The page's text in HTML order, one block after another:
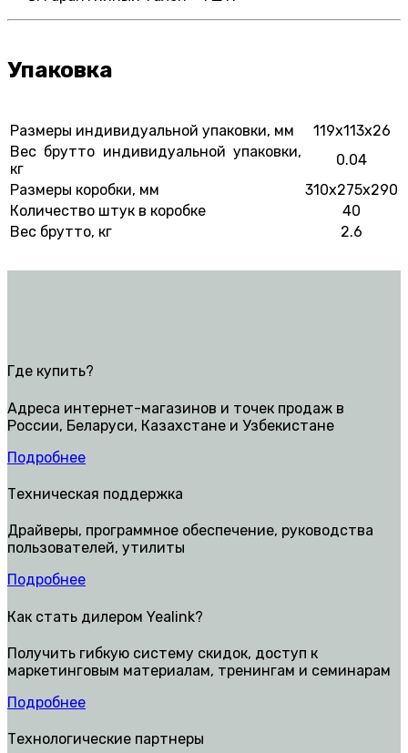
Упаковка
Размеры индивидуальной упаковки, мм
119х113х26
Вес брутто индивидуальной упаковки,
кг
0.04
Размеры коробки, мм
310х275х290
Количество штук в коробке
40
Вес брутто, кг
2.6
Где купить?
Адреса интернет-магазинов и точек продаж в
России, Беларуси, Казахстане и Узбекистане
Подробнее
Техническая поддержка
Драйверы, программное обеспечение, руководства
пользователей, утилиты
Подробнее
Как стать дилером Yealink?
Получить гибкую систему скидок, доступ к
маркетинговым материалам, тренингам и семинарам
Подробнее
Технологические партнеры